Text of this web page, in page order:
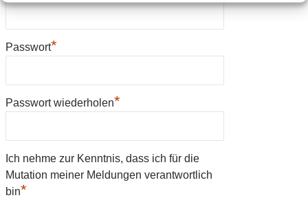
Passwort*
Passwort wiederholen*
Ich nehme zur Kenntnis, dass ich für die
Mutation meiner Meldungen verantwortlich
bin*